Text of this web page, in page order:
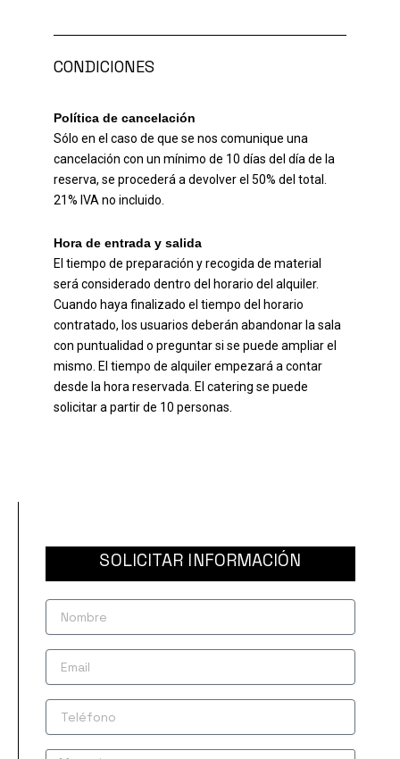
CONDICIONES
Política de cancelación
Sólo en el caso de que se nos comunique una
cancelación con un mínimo de 10 días del día de la
reserva, se procederá a devolver el 50% del total.
21% IVA no incluido.
Hora de entrada y salida
El tiempo de preparación y recogida de material
será considerado dentro del horario del alquiler.
Cuando haya finalizado el tiempo del horario
contratado, los usuarios deberán abandonar la sala
con puntualidad o preguntar si se puede ampliar el
mismo. El tiempo de alquiler empezará a contar
desde la hora reservada. El catering se puede
solicitar a partir de 10 personas.
SOLICITAR INFORMACIÓN
Nombre
Email
Teléfono